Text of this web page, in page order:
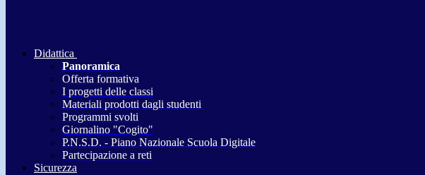
Didattica
Panoramica
Offerta formativa
I progetti delle classi
Materiali prodotti dagli studenti
Programmi svolti
Giornalino "Cogito"
P.N.S.D. - Piano Nazionale Scuola Digitale
Partecipazione a reti
Sicurezza